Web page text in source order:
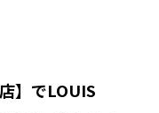
】でLOUIS